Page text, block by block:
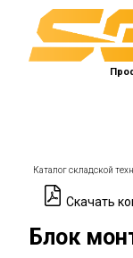
Каталог складской
Скачать
Блок